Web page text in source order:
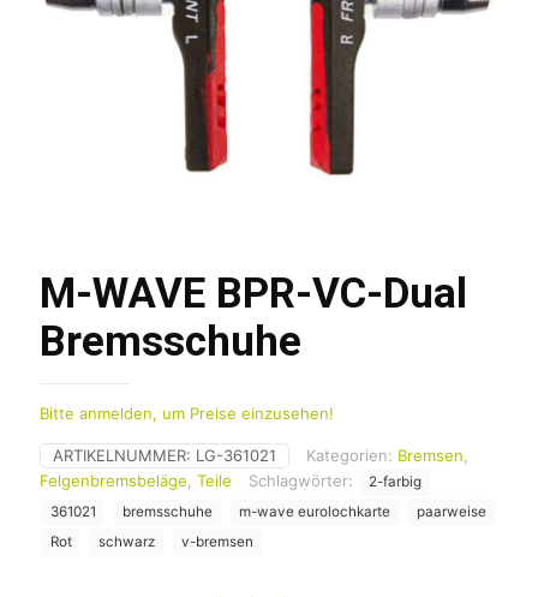
M-WAVE BPR-VC-Dual
Bremsschuhe
Bitte anmelden, um Preise einzusehen!
ARTIKELNUMMER: LG-361021 Kategorien: Bremsen
Felgenbremsbeläge Teile Schlagwörter:
2-farbig
361021
bremsschuhe m-wave eurolochkarte
paarweise
Rot
schwarz v-bremsen